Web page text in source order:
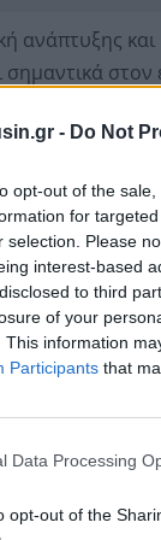
- Do Not
opt-out of the
for
selection. Please
interest-based
to third
of your
This information
Participants that
Data Processing
opt-out of the
ανάπτυξης
σημαντικά
Philip Morris
Technicians,
, την
σε
καθημερινή